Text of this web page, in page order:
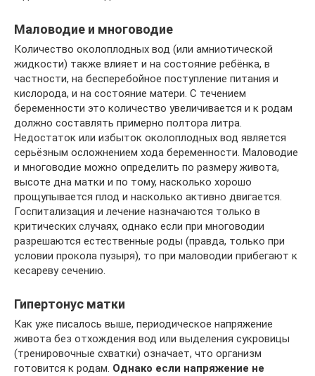
Маловодие и многоводие
Количество околоплодных вод (или амниотической
жидкости) также влияет и на состояние ребёнка, в
частности, на бесперебойное поступление питания и
кислорода, и на состояние матери. С течением
беременности это количество увеличивается и к родам
должно составлять примерно полтора литра.
Недостаток или избыток околоплодных вод является
серьёзным осложнением хода беременности. Маловодие
и многоводие можно определить по размеру живота,
высоте дна матки и по тому, насколько хорошо
прощупывается плод и насколько активно двигается.
Госпитализация и лечение назначаются только в
критических случаях, однако если при многоводии
разрешаются естественные роды (правда, только при
условии прокола пузыря), то при маловодии прибегают к
кесареву сечению.
Гипертонус матки
Как уже писалось выше, периодическое напряжение
живота без отхождения вод или выделения сукровицы
(тренировочные схватки) означает, что организм
готовится к родам. Однако если напряжение не